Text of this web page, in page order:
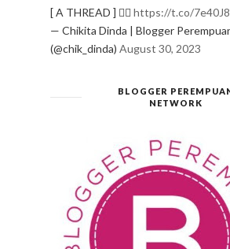
[ A THREAD ] ✍🏻 https://t.co/
— Chikita Dinda | Blogger
(@chik_dinda) August 30, 2023
BLOGGER
NETWORK